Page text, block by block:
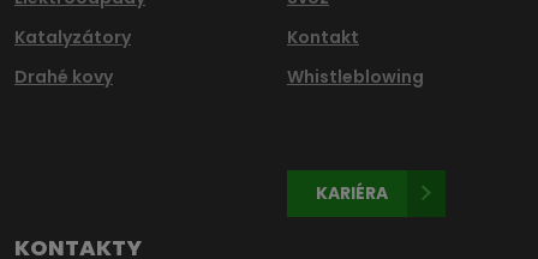
Katalyzátory
Drahé kovy
Kontakt
Whistleblowing
KARIÉRA
KONTAKTY